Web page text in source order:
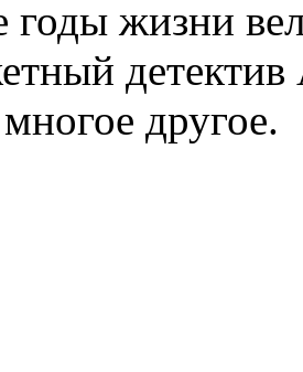
годы жизни
детектив
другое.